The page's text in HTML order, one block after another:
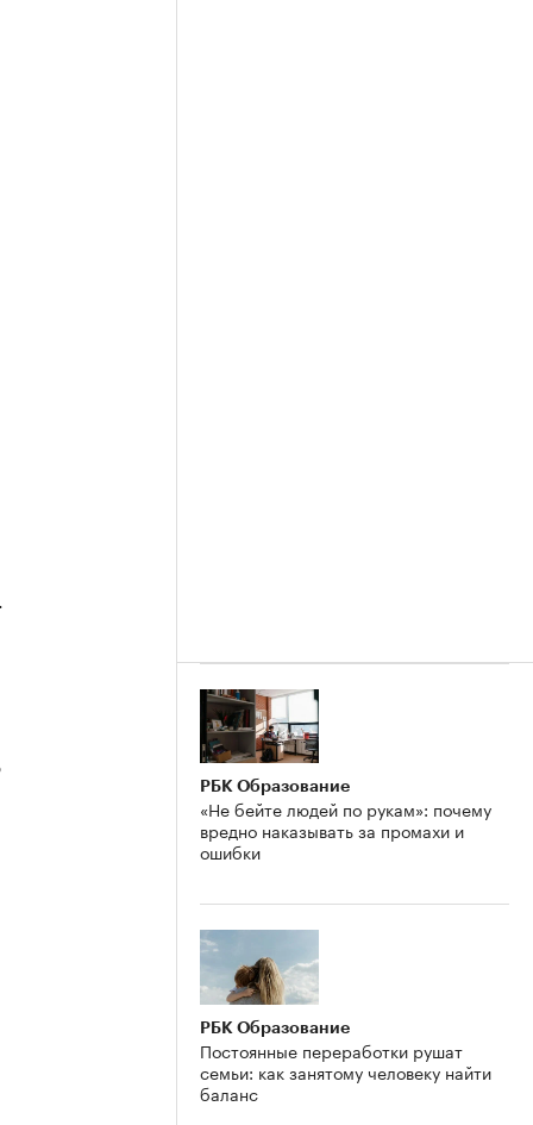
РБК Образование
«Не бейте людей по рукам»: почему
вредно наказывать за промахи и
ошибки
РБК Образование
Постоянные переработки рушат
семьи: как занятому человеку найти
баланс